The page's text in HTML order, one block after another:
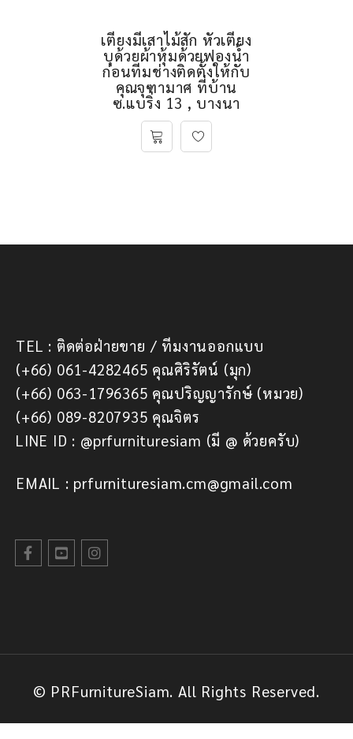
เตียงมีเสาไม้สัก หัวเตียง
บุด้วยผ้าหุ้มด้วยฟองน้ำ
ก่อนทีมช่างติดตั้งให้กับ
คุณจุฑามาศ ที่บ้าน
ซ.แบริ่ง 13 , บางนา
TEL : ติดต่อฝ่ายขาย / ทีมงานออกแบบ
(+66) 061-4282465 คุณศิริรัตน์ (มุก)
(+66) 063-1796365 คุณปริญญารักษ์ (หมวย)
(+66) 089-8207935 คุณจิตร
LINE ID : @prfurnituresiam (มี @ ด้วยครับ)
EMAIL : prfurnituresiam.cm@gmail.com
© PRFurnitureSiam. All Rights Reserved.